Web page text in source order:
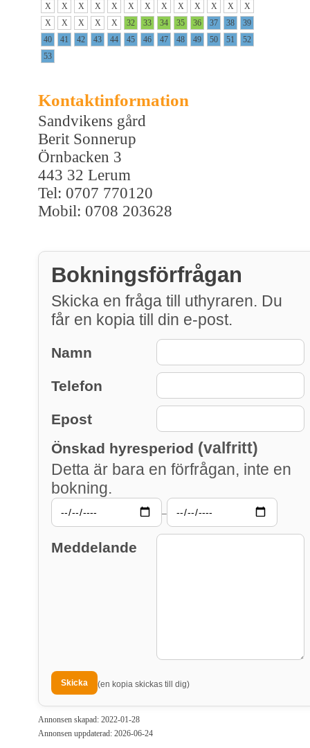
X
X X X X X X X X X X X
X
X
X X X X 32 33 34 35 36 37 38
39
40
41 42 43 44 45 46 47 48 49 50 51
52
53
Kontaktinformation
Sandvikens gård
Berit Sonnerup
Örnbacken 3
443 32 Lerum
Tel: 0707 770120
Mobil: 0708 203628
Bokningsförfrågan
Skicka en fråga till uthyraren. Du
får en kopia till din e-post.
Namn
Telefon
Epost
Önskad hyresperiod (valfritt)
Detta är bara en förfrågan, inte en
bokning.
–
Meddelande
(en kopia skickas till dig)
Annonsen skapad: 2022-01-28
Annonsen uppdaterad: 2026-06-24